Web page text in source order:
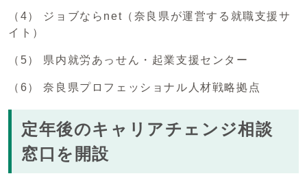
（4） ジョブならnet（奈良県が運営する就職支援サ
イト）
（5） 県内就労あっせん・起業支援センター
（6） 奈良県プロフェッショナル人材戦略拠点
定年後のキャリアチェンジ相談
窓口を開設